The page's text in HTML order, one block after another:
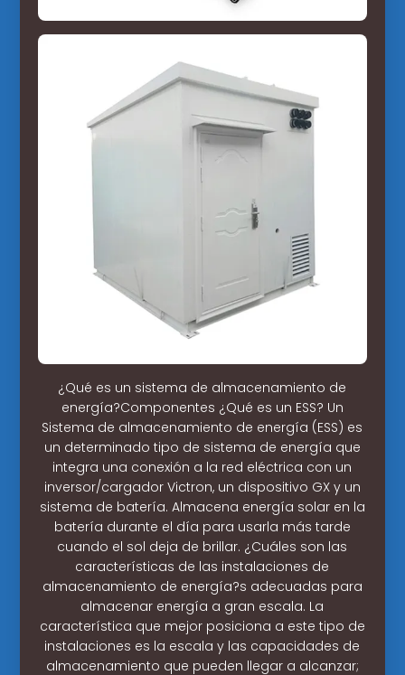
¿Qué es un sistema de almacenamiento de
energía?Componentes ¿Qué es un ESS? Un
Sistema de almacenamiento de energía (ESS) es
un determinado tipo de sistema de energía que
integra una conexión a la red eléctrica con un
inversor/cargador Victron, un dispositivo GX y un
sistema de batería. Almacena energía solar en la
batería durante el día para usarla más tarde
cuando el sol deja de brillar. ¿Cuáles son las
características de las instalaciones de
almacenamiento de energía?s adecuadas para
almacenar energía a gran escala. La
característica que mejor posiciona a este tipo de
instalaciones es la escala y las capacidades de
almacenamiento que pueden llegar a alcanzar;